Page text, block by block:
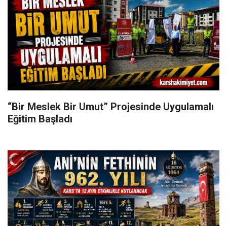
“Bir Meslek Bir Umut” Projesinde Uygulamalı
Eğitim Başladı